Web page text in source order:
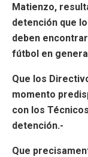
Matienzo,
detención que
deben
fútbol en
Que los
momento
con los
detención.-
Que